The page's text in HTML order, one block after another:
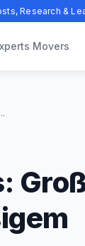
Research &
Movers